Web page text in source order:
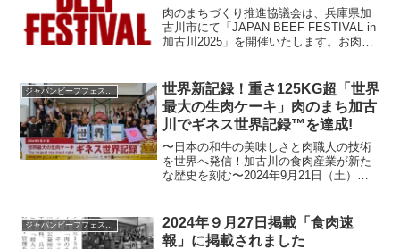
肉のまちづくり推進協議会は、兵庫県加
古川市にて「JAPAN BEEF FESTIVAL in
加古川2025」を開催いたします。お肉屋
となります。現在、出展・協賛...
ジャパンビーフフェスティバル
世界新記録！重さ125KG超「世界
最大の生肉ケーキ」肉のまち加古
川でギネス世界記録™︎を達成!
〜日本の和牛の美味しさと肉職人の技術
を世界へ発信！加古川の食肉産業が新た
な歴史を刻む〜2024年9月21日（土）、
cake）」がギネス世界記録™を達成し
ま...
2024年９月27日掲載「食肉速
報」に掲載されました